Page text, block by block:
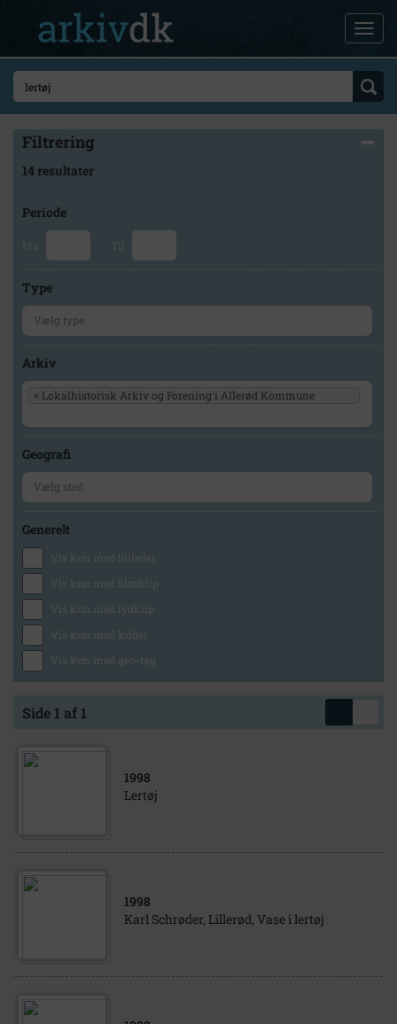
Filtrering
14 resultater
Periode
Fra Til
Type
Arkiv
× Lokalhistorisk Arkiv og Forening i Allerød Kommune
Geografi
Generelt
Vis kun med billeder
Vis kun med filmklip
Vis kun med lydklip
Vis kun med kilder
Vis kun med geo-tag
Side 1 af 1
1998
Lertøj
1998
Karl Schrøder, Lillerød, Vase i lertøj